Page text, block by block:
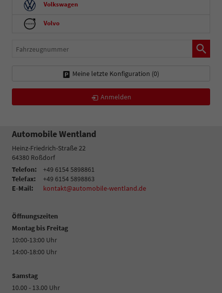
Volkswagen
Volvo
Fahrzeugnummer
Meine letzte Konfiguration (0)
Anmelden
Automobile Wentland
Heinz-Friedrich-Straße 22
64380 Roßdorf
Telefon:
+49 6154 5898861
Telefax:
+49 6154 5898863
E-Mail:
kontakt@automobile-wentland.de
Öffnungszeiten
Montag bis Freitag
10:00-13:00 Uhr
14:00-18:00 Uhr
Samstag
10.00 - 13.00 Uhr